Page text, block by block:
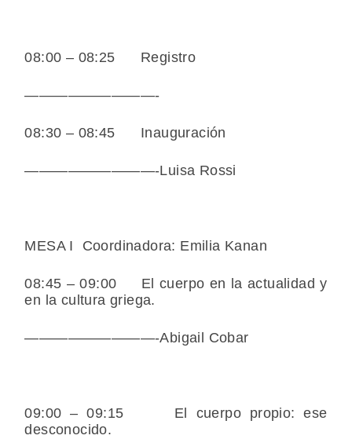
08:00 – 08:25 Registro
—————————-
08:30 – 08:45 Inauguración
—————————-Luisa Rossi
MESA I Coordinadora: Emilia Kanan
08:45 – 09:00 El cuerpo en la actualidad y
en la cultura griega.
—————————-Abigail Cobar
09:00 – 09:15 El cuerpo propio: ese
desconocido.